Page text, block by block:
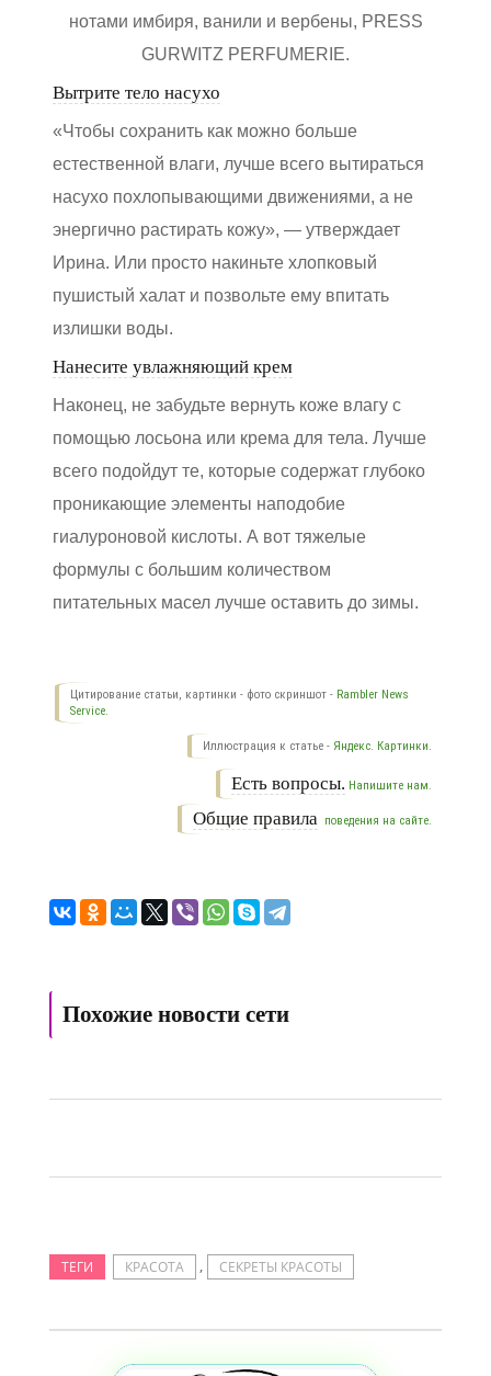
нотами имбиря, ванили и вербены, PRESS
GURWITZ PERFUMERIE.
Вытрите тело насухо
«Чтобы сохранить как можно больше
естественной влаги, лучше всего вытираться
насухо похлопывающими движениями, а не
энергично растирать кожу», — утверждает
Ирина. Или просто накиньте хлопковый
пушистый халат и позвольте ему впитать
излишки воды.
Нанесите увлажняющий крем
Наконец, не забудьте вернуть коже влагу с
помощью лосьона или крема для тела. Лучше
всего подойдут те, которые содержат глубоко
проникающие элементы наподобие
гиалуроновой кислоты. А вот тяжелые
формулы с большим количеством
питательных масел лучше оставить до зимы.
Цитирование статьи, картинки - фото скриншот - Rambler News
Service.
Иллюстрация к статье - Яндекс. Картинки.
Есть вопросы. Напишите нам.
Общие правила поведения на сайте.
Похожие новости сети
ТЕГИ КРАСОТА , СЕКРЕТЫ КРАСОТЫ